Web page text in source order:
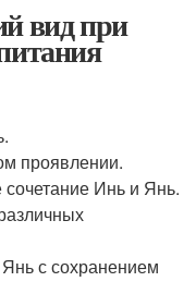
вид при
проявлении.
Инь и Янь.
с сохранением